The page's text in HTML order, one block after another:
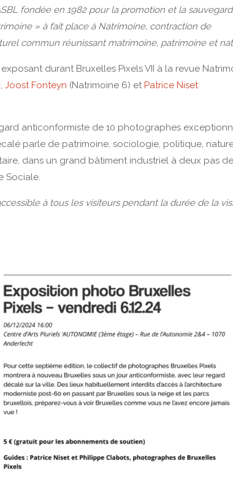
fondée en 1982 pour la promotion et la
» à fait place à Natrimoine, contraction de
commun réunissant matrimoine, patrimoine et
durant Bruxelles Pixels VII à la revue
Joost Fonteyn (Natrimoine 6) et Patrice Niset
anticonformiste de 10 photographes
parle de patrimoine, sociologie, politique,
dans un grand bâtiment industriel à deux pas
Sociale.
à tous les visiteurs pendant la durée de la